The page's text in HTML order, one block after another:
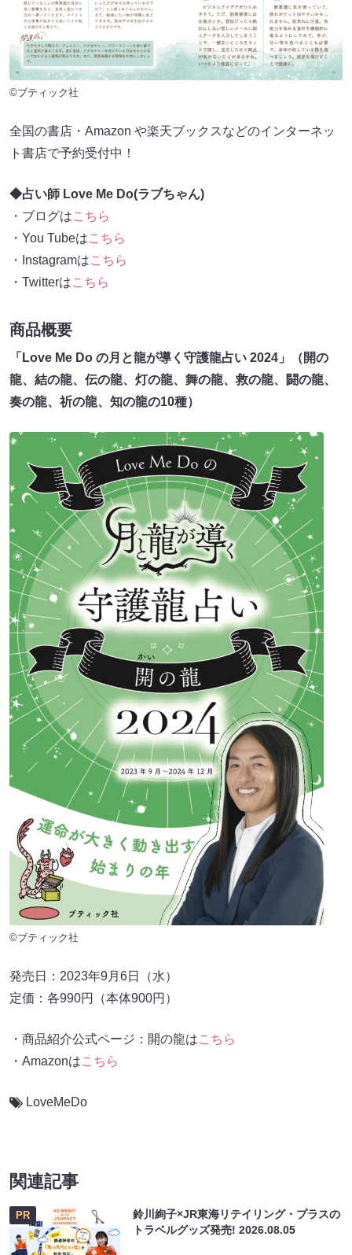
©ブティック社
全国の書店・Amazon や楽天ブックスなどのインターネッ
ト書店で予約受付中！
◆占い師 Love Me Do(ラブちゃん)
・ブログはこちら
・You Tubeはこちら
・Instagramはこちら
・Twitterはこちら
商品概要
「Love Me Do の月と龍が導く守護龍占い 2024」（開の
龍、結の龍、伝の龍、灯の龍、舞の龍、救の龍、闘の龍、
奏の龍、祈の龍、知の龍の10種）
©ブティック社
発売日：2023年9月6日（水）
定価：各990円（本体900円）
・商品紹介公式ページ：開の龍はこちら
・Amazonはこちら
LoveMeDo
関連記事
PR
鈴川絢子×JR東海リテイリング・プラスの
トラベルグッズ発売!2026.08.05